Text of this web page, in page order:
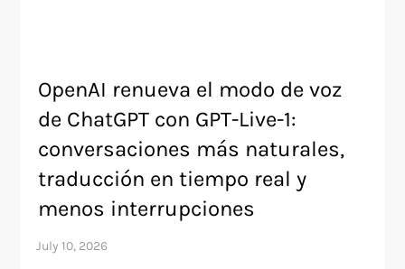
OpenAI renueva el modo de voz
de ChatGPT con GPT-Live-1:
conversaciones más naturales,
traducción en tiempo real y
menos interrupciones